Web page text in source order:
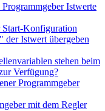
Istwerte
Start-Konfiguration
der Istwert übergeben
stehen beim
Verfügung?
Programmgeber
mit dem Regler